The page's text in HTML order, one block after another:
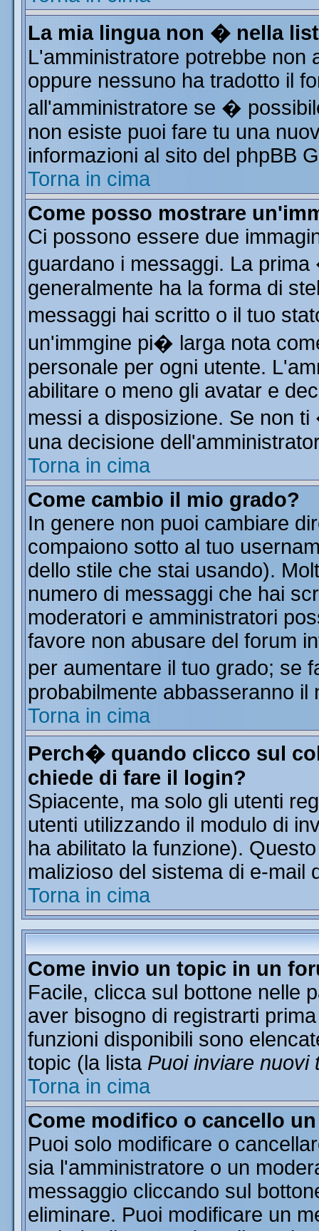
La mia lingua non � nella
L'amministratore potrebbe non
oppure nessuno ha tradotto il
all'amministratore se �
non esiste puoi fare tu una
informazioni al sito del phpBB
Torna in cima
Come posso mostrare
Ci possono essere due
guardano i messaggi. La
generalmente ha la forma di
messaggi hai scritto o il tuo
un'immgine pi� larga nota
personale per ogni utente.
abilitare o meno gli avatar e
messi a disposizione. Se non
una decisione
Torna in cima
Come cambio il mio grado?
In genere non puoi cambiare
compaiono sotto al tuo
dello stile che stai usando).
numero di messaggi che hai
moderatori e amministratori
favore non abusare del forum
per aumentare il tuo grado; se
probabilmente abbasseranno il
Torna in cima
Perch� quando clicco sul
chiede di fare il login?
Spiacente, ma solo gli utenti
utenti utilizzando il modulo di
ha abilitato la funzione).
malizioso del sistema di e-mail
Torna in cima
Come invio un topic in un
Facile, clicca sul bottone nelle
aver bisogno di registrarti
funzioni disponibili sono
topic (la lista Puoi inviare nuovi
Torna in cima
Come modifico o cancello
Puoi solo modificare o
sia l'amministratore o un
messaggio cliccando sul
eliminare. Puoi modificare un